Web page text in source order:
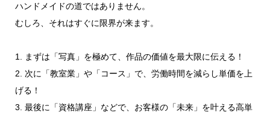
ハンドメイドの道ではありません。
むしろ、それはすぐに限界が来ます。
1. まずは「写真」を極めて、作品の価値を最大限に伝える！
2. 次に「教室業」や「コース」で、労働時間を減らし単価を上
げる！
3. 最後に「資格講座」などで、お客様の「未来」を叶える高単